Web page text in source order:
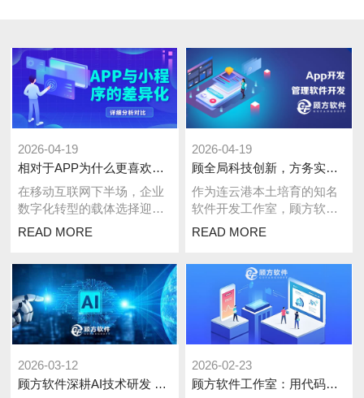
2026-04-19
相对于APP为什么更喜欢做小程序？2026年企业数字化首选逻辑解析
在移动互联网下半场，企业
数字化转型的载体选择迎来
关键迭代。曾经风靡一时的
READ MORE
2026-04-19
顾全局科技创新，方务实铸就专业——顾方软件以技术创新赋能企业数字化转型
作为连云港本土培育的知名
软件开发工作室，顾方软件
依托深厚的技术积淀与精准
READ MORE
2026-03-12
顾方软件深耕AI技术研发 以技术创新赋能多行业数字化升级
2026-02-23
顾方软件工作室：用代码赋能数字化未来